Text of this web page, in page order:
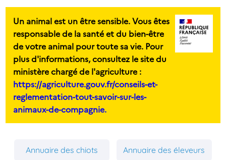
Un animal est un être sensible. Vous êtes
responsable de la santé et du bien-être
de votre animal pour toute sa vie. Pour
plus d'informations, consultez le site du
ministère chargé de l'agriculture :
https://agriculture.gouv.fr/conseils-et-
reglementation-tout-savoir-sur-les-
animaux-de-compagnie.
Annuaire des chiots Annuaire des éleveurs